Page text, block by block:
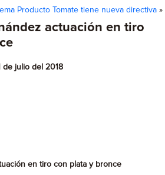
Producto Tomate tiene nueva directiva»
actuación en tiro
de julio del 2018
en tiro con plata y bronce